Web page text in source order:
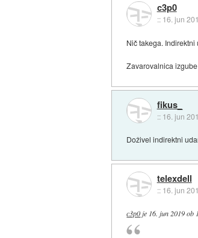
c3p0
:: 16. jun
Nič takega.
Zavarovalnica
fikus_
:: 16. jun
Doživel indirektni
telexdell
:: 16. jun
c3p0 je 16. jun 2019 ob